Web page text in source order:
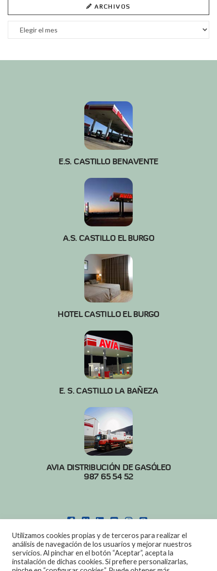
ARCHIVOS
Archivos
E.S. CASTILLO BENAVENTE
A.S. CASTILLO EL BURGO
HOTEL CASTILLO EL BURGO
E. S. CASTILLO LA BAÑEZA
AVIA DISTRIBUCIÓN DE GASÓLEO
987 65 54 52
POLITICA DE COOKIES|AVISO LEGAL
DISEÑO: DIAN SISTEMAS
Utilizamos cookies propias y de terceros para realizar el
análisis de navegación de los usuarios y mejorar nuestros
servicios. Al pinchar en el botón “Aceptar”, acepta la
instalación de dichas cookies. Si prefiere personalizarlas,